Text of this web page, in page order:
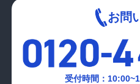
お問
受付時間：